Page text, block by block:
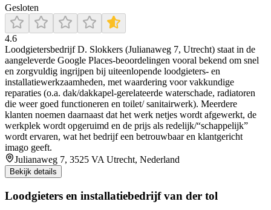
Gesloten
4.6
Loodgietersbedrijf D. Slokkers (Julianaweg 7, Utrecht) staat in de
aangeleverde Google Places-beoordelingen vooral bekend om snel
en zorgvuldig ingrijpen bij uiteenlopende loodgieters- en
installatiewerkzaamheden, met waardering voor vakkundige
reparaties (o.a. dak/dakkapel-gerelateerde waterschade, radiatoren
die weer goed functioneren en toilet/ sanitairwerk). Meerdere
klanten noemen daarnaast dat het werk netjes wordt afgewerkt, de
werkplek wordt opgeruimd en de prijs als redelijk/“schappelijk”
wordt ervaren, wat het bedrijf een betrouwbaar en klantgericht
imago geeft.
Julianaweg 7, 3525 VA Utrecht, Nederland
Bekijk details
Loodgieters en installatiebedrijf van der tol